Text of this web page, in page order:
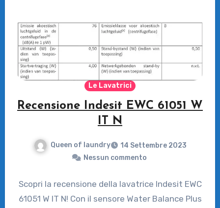
Le Lavatrici
Recensione Indesit EWC 61051 W
IT N
Queen of laundry
14 Settembre 2023
Nessun commento
Scopri la recensione della lavatrice Indesit EWC
61051 W IT N! Con il sensore Water Balance Plus